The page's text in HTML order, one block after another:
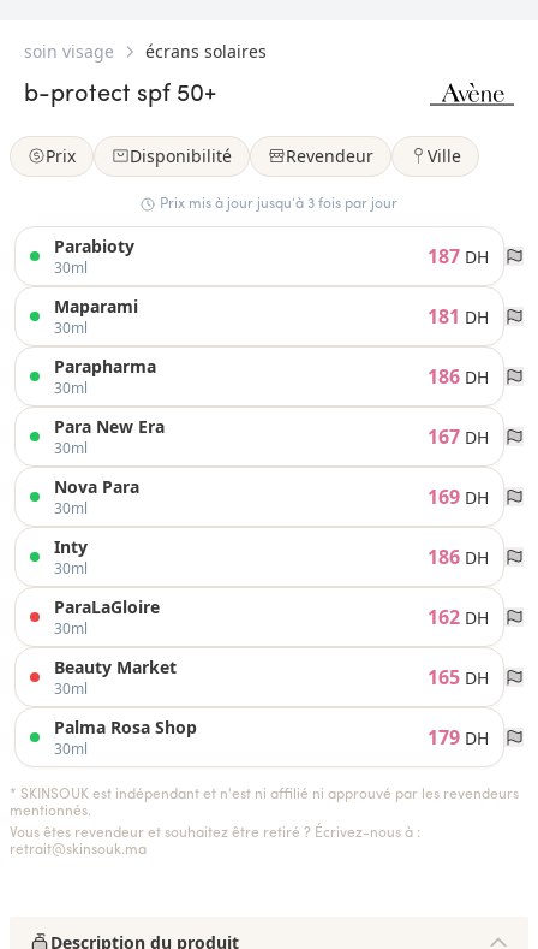
soin visage écrans solaires
b-protect spf 50+
Prix Disponibilité Revendeur Ville
Prix mis à jour jusqu’à 3 fois par jour
Parabioty
30ml 187 DH
Maparami
30ml 181 DH
Parapharma
30ml 186 DH
Para New Era
30ml 167 DH
Nova Para
30ml 169 DH
Inty
30ml 186 DH
ParaLaGloire
30ml 162 DH
Beauty Market
30ml 165 DH
Palma Rosa Shop
30ml 179 DH
* SKINSOUK est indépendant et n'est ni affilié ni approuvé par les revendeurs
mentionnés.
Vous êtes revendeur et souhaitez être retiré ? Écrivez-nous à :
retrait@skinsouk.ma
Description du produit